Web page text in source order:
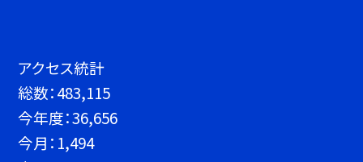
アクセス統計
総数：483,115
今年度：36,656
今月： 1,494